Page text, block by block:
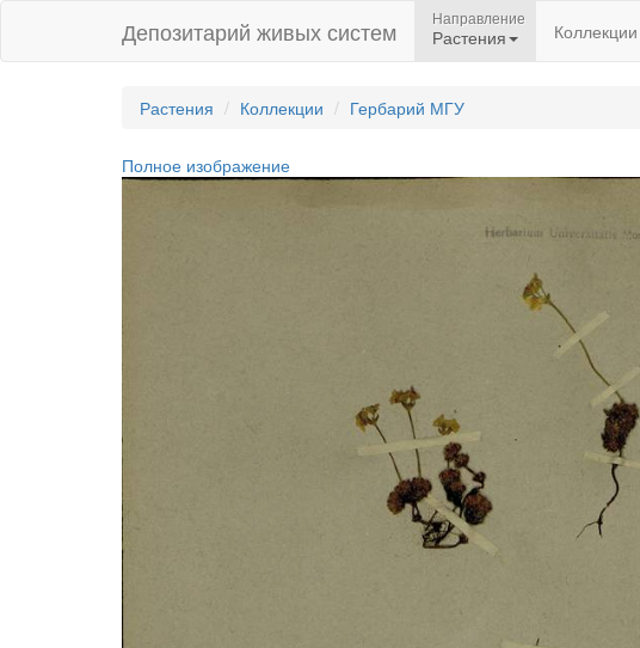
Депозитарий живых систем Направление
Растения Коллекции
Растения Коллекции Гербарий МГУ
Полное изображение